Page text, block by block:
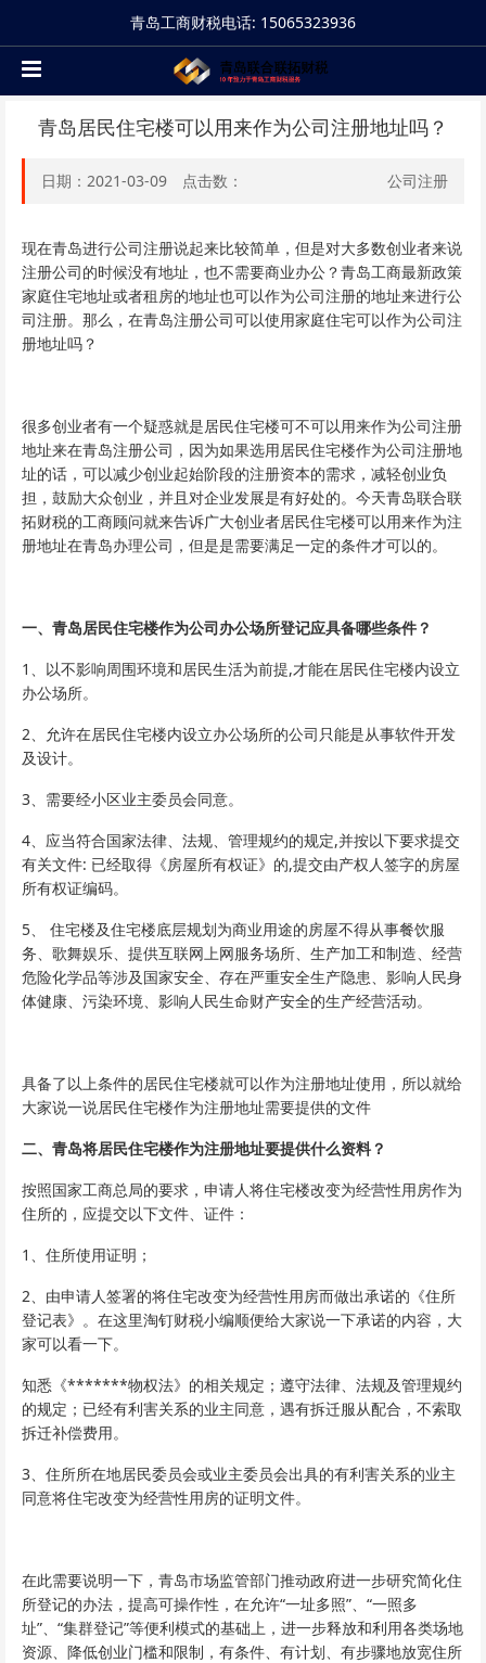
青岛工商财税电话: 15065323936
青岛居民住宅楼可以用来作为公司注册地址吗？
日期：2021-03-09 点击数： 公司注册
现在青岛进行公司注册说起来比较简单，但是对大多数创业者来说
注册公司的时候没有地址，也不需要商业办公？青岛工商最新政策
家庭住宅地址或者租房的地址也可以作为公司注册的地址来进行公
司注册。那么，在青岛注册公司可以使用家庭住宅可以作为公司注
册地址吗？
很多创业者有一个疑惑就是居民住宅楼可不可以用来作为公司注册
地址来在青岛注册公司，因为如果选用居民住宅楼作为公司注册地
址的话，可以减少创业起始阶段的注册资本的需求，减轻创业负
担，鼓励大众创业，并且对企业发展是有好处的。今天青岛联合联
拓财税的工商顾问就来告诉广大创业者居民住宅楼可以用来作为注
册地址在青岛办理公司，但是是需要满足一定的条件才可以的。
一、青岛居民住宅楼作为公司办公场所登记应具备哪些条件？
1、以不影响周围环境和居民生活为前提,才能在居民住宅楼内设立
办公场所。
2、允许在居民住宅楼内设立办公场所的公司只能是从事软件开发
及设计。
3、需要经小区业主委员会同意。
4、应当符合国家法律、法规、管理规约的规定,并按以下要求提交
有关文件: 已经取得《房屋所有权证》的,提交由产权人签字的房屋
所有权证编码。
5、 住宅楼及住宅楼底层规划为商业用途的房屋不得从事餐饮服
务、歌舞娱乐、提供互联网上网服务场所、生产加工和制造、经营
危险化学品等涉及国家安全、存在严重安全生产隐患、影响人民身
体健康、污染环境、影响人民生命财产安全的生产经营活动。
具备了以上条件的居民住宅楼就可以作为注册地址使用，所以就给
大家说一说居民住宅楼作为注册地址需要提供的文件
二、青岛将居民住宅楼作为注册地址要提供什么资料？
按照国家工商总局的要求，申请人将住宅楼改变为经营性用房作为
住所的，应提交以下文件、证件：
1、住所使用证明；
2、由申请人签署的将住宅改变为经营性用房而做出承诺的《住所
登记表》。在这里淘钉财税小编顺便给大家说一下承诺的内容，大
家可以看一下。
知悉《*******物权法》的相关规定；遵守法律、法规及管理规约
的规定；已经有利害关系的业主同意，遇有拆迁服从配合，不索取
拆迁补偿费用。
3、住所所在地居民委员会或业主委员会出具的有利害关系的业主
同意将住宅改变为经营性用房的证明文件。
在此需要说明一下，青岛市场监管部门推动政府进一步研究简化住
所登记的办法，提高可操作性，在允许“一址多照”、“一照多
址”、“集群登记”等便利模式的基础上，进一步释放和利用各类场地
资源、降低创业门槛和限制，有条件、有计划、有步骤地放宽住所